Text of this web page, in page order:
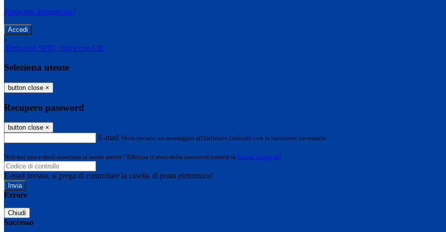
Password dimenticata?
-
Entra con SPID Entra con CIE
Seleziona utente
button close ×
Recupero password
button close ×
E-mail Verrà inviato un messaggio all'indirizzo indicato con le istruzioni necessarie.
Non hai una e-mail associata al nome utente? Effettua il reset della password tramite la Login Spaggiari
E-mail inviata, si prega di controllare la casella di posta elettronica!
Errore
Chiudi
Successo